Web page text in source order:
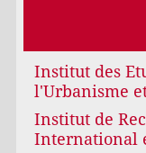
Institut des
l'Urbanisme
Institut de
International